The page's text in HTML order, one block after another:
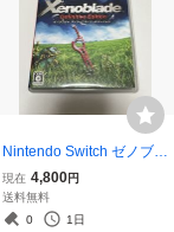
Nintendo Switch ゼノブレ
イド ディフィニティブ エ
ディション
現在 4,800円
送料無料
0
1日